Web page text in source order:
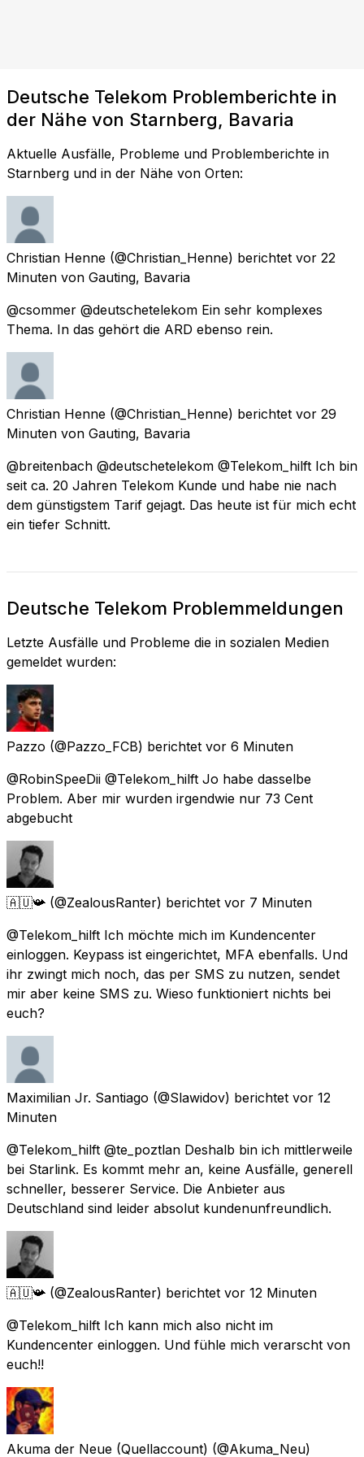
Deutsche Telekom Problemberichte in
der Nähe von Starnberg, Bavaria
Aktuelle Ausfälle, Probleme und Problemberichte in
Starnberg und in der Nähe von Orten:
Christian Henne (@Christian_Henne) berichtet vor 22
Minuten von Gauting, Bavaria
@csommer @deutschetelekom Ein sehr komplexes
Thema. In das gehört die ARD ebenso rein.
Christian Henne (@Christian_Henne) berichtet vor 29
Minuten von Gauting, Bavaria
@breitenbach @deutschetelekom @Telekom_hilft Ich bin
seit ca. 20 Jahren Telekom Kunde und habe nie nach
dem günstigstem Tarif gejagt. Das heute ist für mich echt
ein tiefer Schnitt.
Deutsche Telekom Problemmeldungen
Letzte Ausfälle und Probleme die in sozialen Medien
gemeldet wurden:
Pazzo (@Pazzo_FCB) berichtet vor 6 Minuten
@RobinSpeeDii @Telekom_hilft Jo habe dasselbe
Problem. Aber mir wurden irgendwie nur 73 Cent
abgebucht
🇦🇺📯 (@ZealousRanter) berichtet vor 7 Minuten
@Telekom_hilft Ich möchte mich im Kundencenter
einloggen. Keypass ist eingerichtet, MFA ebenfalls. Und
ihr zwingt mich noch, das per SMS zu nutzen, sendet
mir aber keine SMS zu. Wieso funktioniert nichts bei
euch?
Maximilian Jr. Santiago (@Slawidov) berichtet vor 12
Minuten
@Telekom_hilft @te_poztlan Deshalb bin ich mittlerweile
bei Starlink. Es kommt mehr an, keine Ausfälle, generell
schneller, besserer Service. Die Anbieter aus
Deutschland sind leider absolut kundenunfreundlich.
🇦🇺📯 (@ZealousRanter) berichtet vor 12 Minuten
@Telekom_hilft Ich kann mich also nicht im
Kundencenter einloggen. Und fühle mich verarscht von
euch!!
Akuma der Neue (Quellaccount) (@Akuma_Neu)